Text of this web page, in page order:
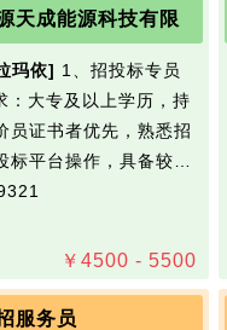
天成能源科技有限
玛依] 1、招投标专员
：大专及以上学历，持
员证书者优先，熟悉招
标平台操作，具备较…
￥ 4500 - 5500
服务员